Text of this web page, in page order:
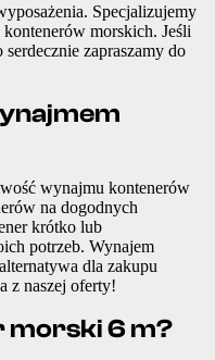
Specjalizujemy
morskich. Jeśli
zapraszamy do
wynajmu kontenerów
na dogodnych
krótko lub
potrzeb. Wynajem
dla zakupu
z naszej oferty!
morski 6 m?